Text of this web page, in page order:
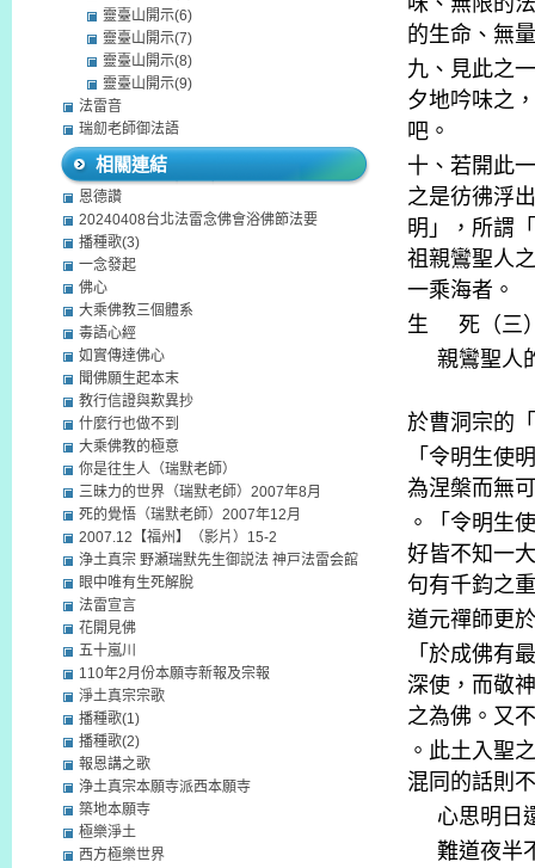
的生命、無
九、見此之
夕地吟味之
吧。
十、若開此
之是彷彿浮
明」，所謂
祖親鸞聖人
一乘海者。
生
死（三
親鸞聖人
於曹洞宗的
「令明生使
為涅槃而無
。「令明生
好皆不知一
句有千鈞之
道元禪師更
「於成佛有
深使，而敬
之為佛。又
。此土入聖
混同的話則
心思明日
難道夜半
靈臺山開示(6)
靈臺山開示(7)
靈臺山開示(8)
靈臺山開示(9)
法雷音
瑞劎老師御法語
相關連結
恩德讚
20240408台北法雷念佛會浴佛節法要
播種歌(3)
一念發起
佛心
大乘佛教三個體系
毒語心經
如實傳達佛心
聞佛願生起本末
教行信證與歎異抄
什麼行也做不到
大乘佛教的極意
你是往生人（瑞默老師）
三昧力的世界（瑞默老師）2007年8月
死的覺悟（瑞默老師）2007年12月
2007.12【福州】（影片）15-2
浄土真宗 野瀬瑞默先生御説法 神戸法雷会館
眼中唯有生死解脫
法雷宣言
花開見佛
五十嵐川
110年2月份本願寺新報及宗報
淨土真宗宗歌
播種歌(1)
播種歌(2)
報恩講之歌
浄土真宗本願寺派西本願寺
築地本願寺
極樂淨土
西方極樂世界